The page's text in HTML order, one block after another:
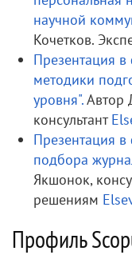
научной
Кочетков.
Презентация
методики
уровня".Автор
консультант
Презентация в
подбора
Якшонок,
решениям
Профиль